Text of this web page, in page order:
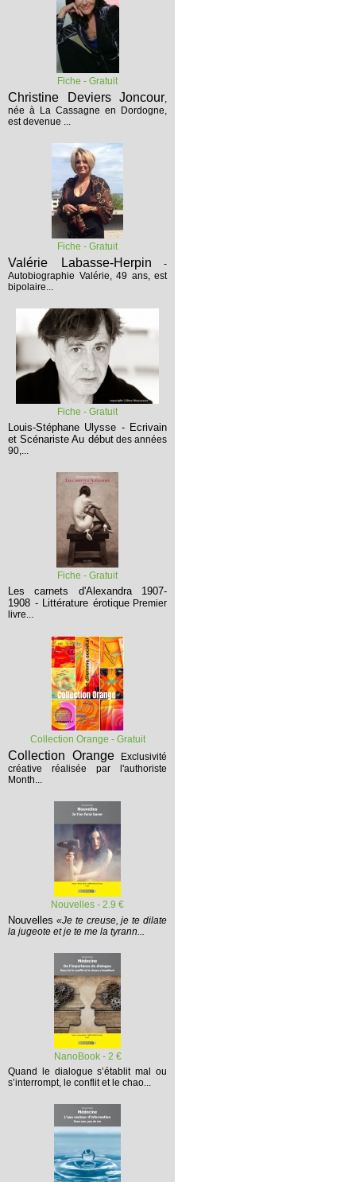
Fiche - Gratuit
Christine Deviers Joncour,
née à La Cassagne en Dordogne,
est devenue ...
Fiche - Gratuit
Valérie Labasse-Herpin -
Autobiographie Valérie, 49 ans, est
bipolaire...
Fiche - Gratuit
Louis-Stéphane Ulysse - Ecrivain
et Scénariste Au débutdes années
90,...
Fiche - Gratuit
Les carnets d'Alexandra 1907-
1908 - Littérature érotique Premier
livre...
Collection Orange - Gratuit
Collection Orange
Exclusivité
créative réalisée par l'authoriste
Month...
Nouvelles - 2.9 €
Nouvelles «Je te creuse, je te dilate
la jugeote et je te me la tyrann...
NanoBook - 2 €
Quand le dialogue s’établit mal ou
s’interrompt, le conflit et le chao...